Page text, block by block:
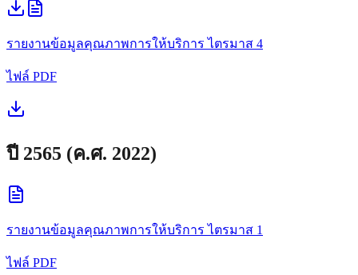
รายงานข้อมูลคุณภาพการให้บริการไตรมาส 4
ไฟล์ PDF
ปี 2565 (ค.ศ. 2022)
รายงานข้อมูลคุณภาพการให้บริการไตรมาส 1
ไฟล์ PDF